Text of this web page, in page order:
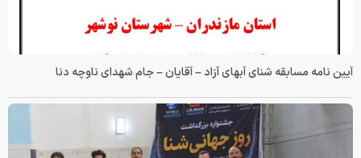
آیین نامه مسابقه شنای آبهای آزاد – آقایان – جام شهدای ناوچه دنا